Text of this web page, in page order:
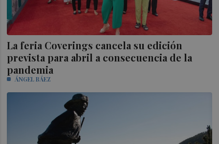
La feria Coverings cancela su edición
prevista para abril a consecuencia de la
pandemia
ÁNGEL BÁEZ